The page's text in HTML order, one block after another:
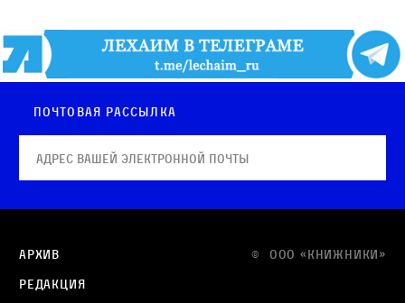
Почтовая рассылка
© OOO «КНИЖНИКИ»
Архив
Редакция